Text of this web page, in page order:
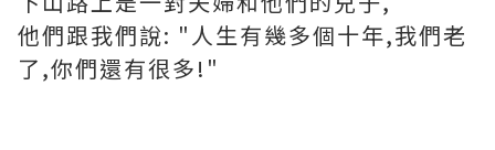
他們跟我們說: "人生有幾多個十年,我們老
了,你們還有很多!"